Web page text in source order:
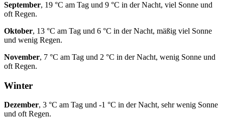
September, 19 °C am Tag und 9 °C in der Nacht, viel Sonne und
oft Regen.
Oktober, 13 °C am Tag und 6 °C in der Nacht, mäßig viel Sonne
und wenig Regen.
November, 7 °C am Tag und 2 °C in der Nacht, wenig Sonne und
oft Regen.
Winter
Dezember, 3 °C am Tag und -1 °C in der Nacht, sehr wenig Sonne
und oft Regen.